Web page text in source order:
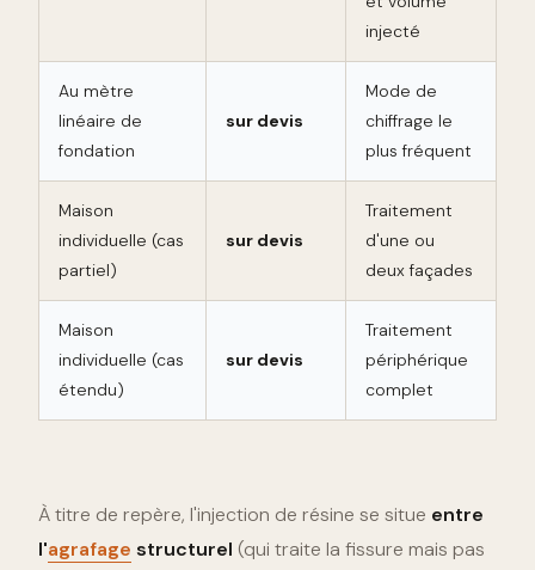
injecté
Au mètre
linéaire de
fondation
sur devis
Mode de
chiffrage le
plus fréquent
Maison
individuelle (cas
partiel)
sur devis
Traitement
d'une ou
deux façades
Maison
individuelle (cas
étendu)
sur devis
Traitement
périphérique
complet
À titre de repère, l'injection de résine se situe entre
l'agrafage structurel (qui traite la fissure mais pas